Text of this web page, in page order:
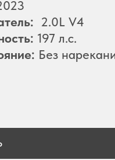
2.0L V4
197 л.с.
Без